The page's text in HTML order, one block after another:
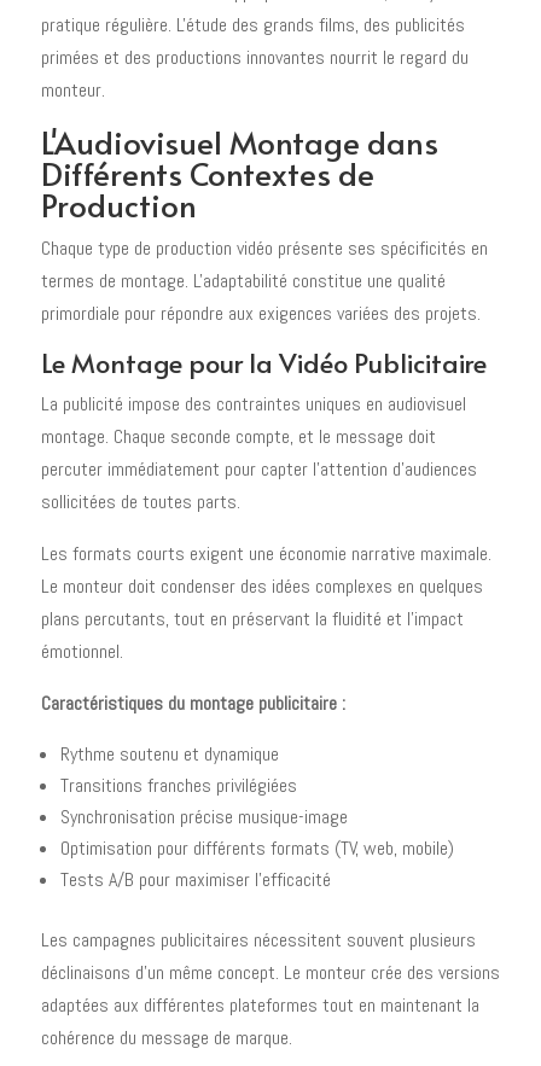
pratique régulière. L'étude des grands films, des publicités
primées et des productions innovantes nourrit le regard du
monteur.
L'Audiovisuel Montage dans
Différents Contextes de
Production
Chaque type de production vidéo présente ses spécificités en
termes de montage. L'adaptabilité constitue une qualité
primordiale pour répondre aux exigences variées des projets.
Le Montage pour la Vidéo Publicitaire
La publicité impose des contraintes uniques en audiovisuel
montage. Chaque seconde compte, et le message doit
percuter immédiatement pour capter l'attention d'audiences
sollicitées de toutes parts.
Les formats courts exigent une économie narrative maximale.
Le monteur doit condenser des idées complexes en quelques
plans percutants, tout en préservant la fluidité et l'impact
émotionnel.
Caractéristiques du montage publicitaire :
Rythme soutenu et dynamique
Transitions franches privilégiées
Synchronisation précise musique-image
Optimisation pour différents formats (TV, web, mobile)
Tests A/B pour maximiser l'efficacité
Les campagnes publicitaires nécessitent souvent plusieurs
déclinaisons d'un même concept. Le monteur crée des versions
adaptées aux différentes plateformes tout en maintenant la
cohérence du message de marque.